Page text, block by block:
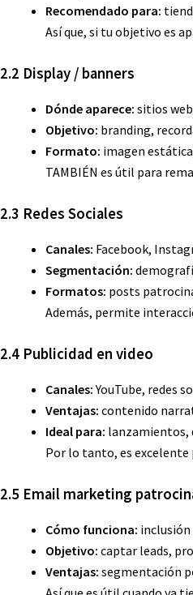
Recomendado para:
Así que, si tu objetivo es
2.2 Display / banners
Dónde aparece: sitios
Objetivo: branding,
Formato: imagen
TAMBIÉN es útil para
2.3 Redes Sociales
Canales: Facebook,
Segmentación:
Formatos: posts
Además, permite
2.4 Publicidad en video
Canales:YouTube, redes
Ventajas: contenido
Ideal para: lanzamientos,
Por lo tanto, es excelente
2.5 Email marketing
Cómo funciona:
Objetivo: captar leads,
Ventajas: segmentación